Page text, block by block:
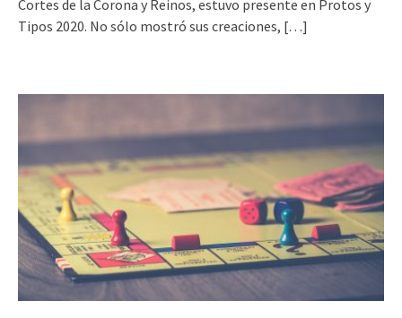
Cortes de la Corona y Reinos, estuvo presente en Protos y
Tipos 2020. No sólo mostró sus creaciones, […]